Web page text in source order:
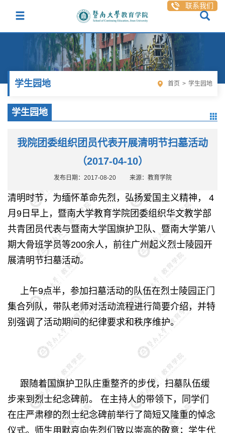
联系我们
学生园地 首页 > 学生园地
学生园地
我院团委组织团员代表开展清明节扫墓活动
（2017-04-10）
发布日期：2017-08-20 来源：教育学院
清明时节，为缅怀革命先烈，弘扬爱国主义精神， 4
月9日早上，暨南大学教育学院团委组织华文教学部
共青团员代表与暨南大学国旗护卫队、暨南大学第八
期大骨班学员等200余人，前往广州起义烈士陵园开
展清明节扫墓活动。
上午9点半，参加扫墓活动的队伍在烈士陵园正门
集合列队，带队老师对活动流程进行简要介绍，并特
别强调了活动期间的纪律要求和秩序维护。
跟随着国旗护卫队庄重整齐的步伐，扫墓队伍缓
步来到烈士纪念碑前。 在主持人的带领下，同学们
在庄严肃穆的烈士纪念碑前举行了简短又隆重的悼念
仪式。师生用默哀向先烈们致以崇高的敬意；学生代